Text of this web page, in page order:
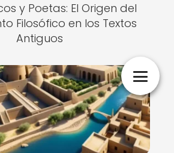
y Poetas: El Origen del
Filosófico en los Textos
Antiguos